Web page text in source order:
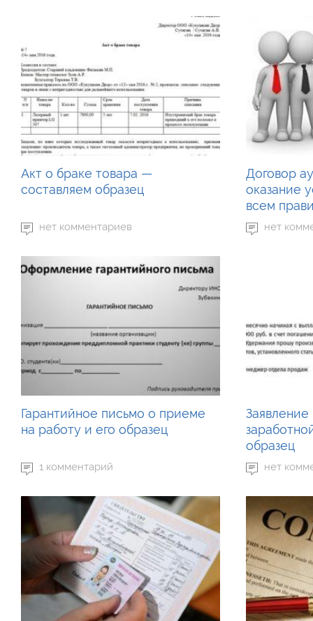
Акт о браке товара —
составляем образец
нет комментариев
Договор
оказание
всем
нет
Гарантийное письмо о приеме
на работу и его образец
1 комментарий
образец
нет